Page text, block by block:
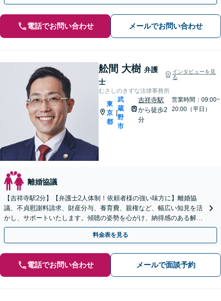
電話でお問い合わせ メールでお問い合わせ
舩間 大樹 弁護
士
インタビューを見
る
むさしのきずな法律事務所
東
京
都
|
武
蔵
野
市
吉祥寺駅
から徒歩2
分
営業時間：09:00~
20:00（平日）
離婚協議
【吉祥寺駅2分】【弁護士2人体制！依頼者様の強い味方に】離婚協
議、不貞慰謝料請求、財産分与、養育費、親権など、幅広い知見を活
かし、サポートいたします。傾聴の姿勢を心がけ、納得感のある解決
を
料金表を見る
電話でお問い合わせ メールで面談予約